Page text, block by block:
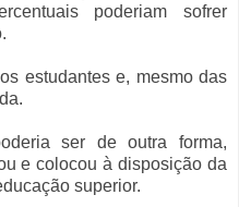
poderiam sofrer
estudantes e, mesmo das
ser de outra forma,
e colocou à disposição da
superior.